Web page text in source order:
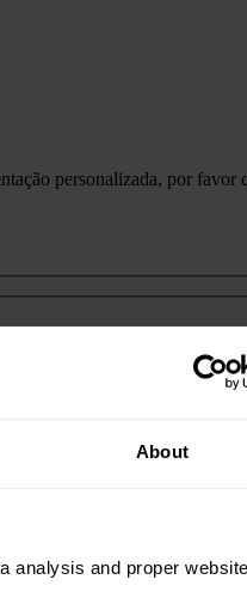
About
analysis and proper website
personalizada, por favor